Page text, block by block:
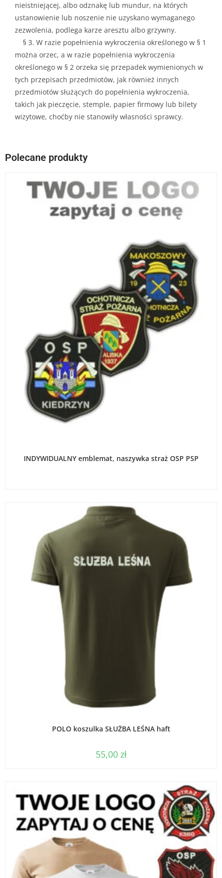
nieistniejącej, albo odznakę lub mundur, na których
ustanowienie lub noszenie nie uzyskano wymaganego
zezwolenia, podlega karze aresztu albo grzywny.
§ 3. W razie popełnienia wykroczenia określonego w § 1
można orzec, a w razie popełnienia wykroczenia
określonego w § 2 orzeka się przepadek wymienionych w
tych przepisach przedmiotów, jak również innych
przedmiotów służących do popełnienia wykroczenia,
takich jak pieczęcie, stemple, papier firmowy lub bilety
wizytowe, choćby nie stanowiły własności sprawcy.
Polecane produkty
INDYWIDUALNY emblemat, naszywka straż OSP PSP
WYBIERZ OPCJE
POLO koszulka SŁUŻBA LEŚNA haft
55,00 zł